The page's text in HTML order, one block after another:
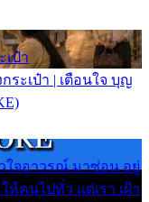
เป๋า
ระเป๋า | เตือนใจ บุญ
ใจอาวรณ์ มาซ่อน อยู่
ห้คนไปทั่ว แต่เรา เฝ้า